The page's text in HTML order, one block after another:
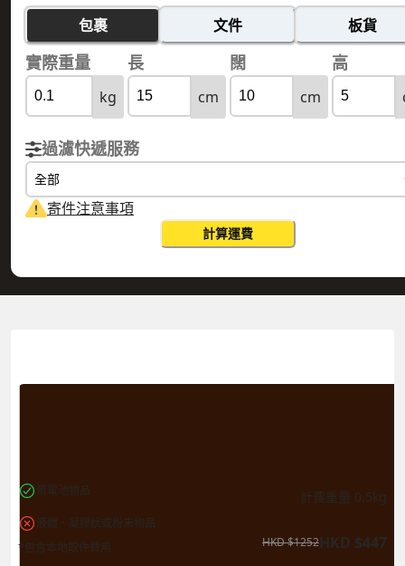
包裹 文件 板貨
實際重量 長 闊 高
kg cm cm
過濾快遞服務
全部
寄件注意事項
計算運費
帶電池物品
液體、凝膠狀或粉末物品
*包含本地取件費用
計費重量 0.5kg
HKD$1252HKD $447